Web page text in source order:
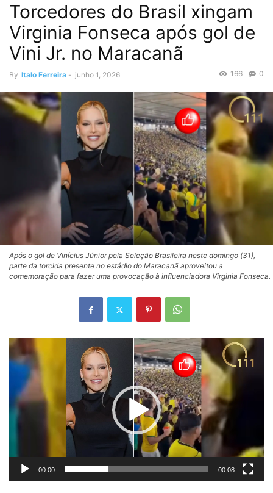
Torcedores do Brasil xingam
Virginia Fonseca após gol de
Vini Jr. no Maracanã
By Italo Ferreira - junho 1, 2026 0
166
Após o gol de Vinícius Júnior pela Seleção Brasileira neste domingo (31),
parte da torcida presente no estádio do Maracanã aproveitou a
comemoração para fazer uma provocação à influenciadora Virginia Fonseca.
Tocador
de
vídeo
00:00 00:08